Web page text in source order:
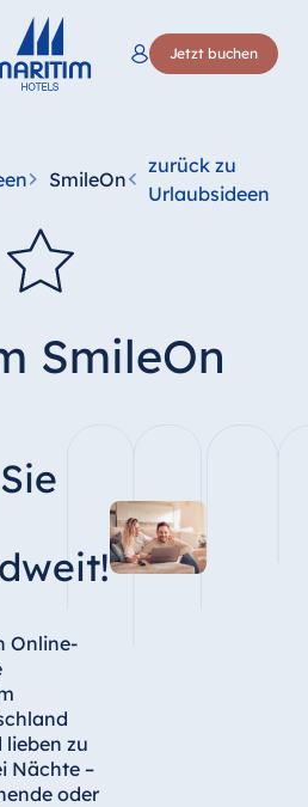
Jetzt buchen
SmileOn
zurück zu
Urlaubsideen
SmileOn
Online-
zu
Nächte –
oder